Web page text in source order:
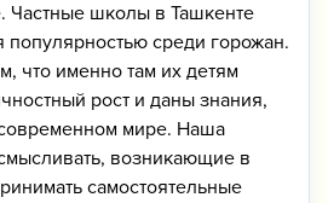
Частные школы в Ташкенте
популярностью среди горожан.
что именно там их детям
рост и даны знания,
мире. Наша
возникающие в
самостоятельные